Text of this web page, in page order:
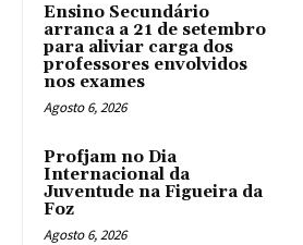
Ensino Secundário
arranca a 21 de setembro
para aliviar carga dos
professores envolvidos
nos exames
Agosto 6, 2026
Profjam no Dia
Internacional da
Juventude na Figueira da
Foz
Agosto 6, 2026